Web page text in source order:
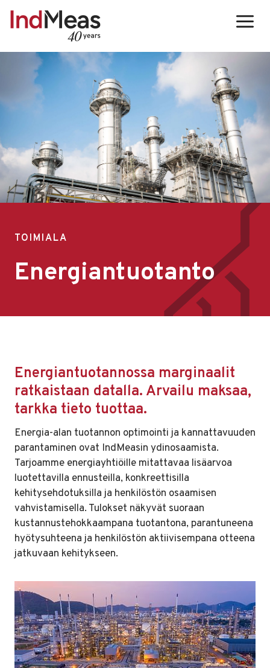
sisältöön
TOIMIALA
Energiantuotanto
Energiantuotannossa marginaalit
ratkaistaan datalla. Arvailu maksaa,
tarkka tieto tuottaa.
Energia-alan tuotannon optimointi ja kannattavuuden
parantaminen ovat IndMeasin ydinosaamista.
Tarjoamme energiayhtiöille mitattavaa lisäarvoa
luotettavilla ennusteilla, konkreettisilla
kehitysehdotuksilla ja henkilöstön osaamisen
vahvistamisella. Tulokset näkyvät suoraan
kustannustehokkaampana tuotantona, parantuneena
hyötysuhteena ja henkilöstön aktiivisempana otteena
jatkuvaan kehitykseen.